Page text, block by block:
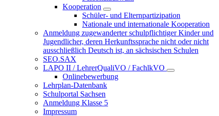
Kooperation
Schüler- und Elternpartizipation
Nationale und internationale Kooperation
Anmeldung zugewanderter schulpflichtiger Kinder und
Jugendlicher, deren Herkunftssprache nicht oder nicht
ausschließlich Deutsch ist, an sächsischen Schulen
SEO.SAX
LAPO II / LehrerQualiVO / FachlkVO
Onlinebewerbung
Lehrplan-Datenbank
Schulportal Sachsen
Anmeldung Klasse 5
Impressum